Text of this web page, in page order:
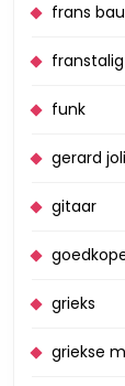
frans
franstalig
funk
gerard
gitaar
grieks
griekse